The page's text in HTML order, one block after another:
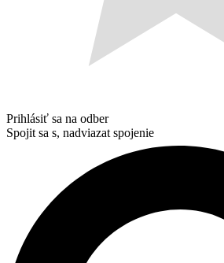
Prihlásiť sa na odber
Spojit sa s, nadviazat spojenie